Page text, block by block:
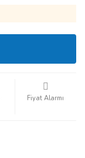
Fiyat Alarmı